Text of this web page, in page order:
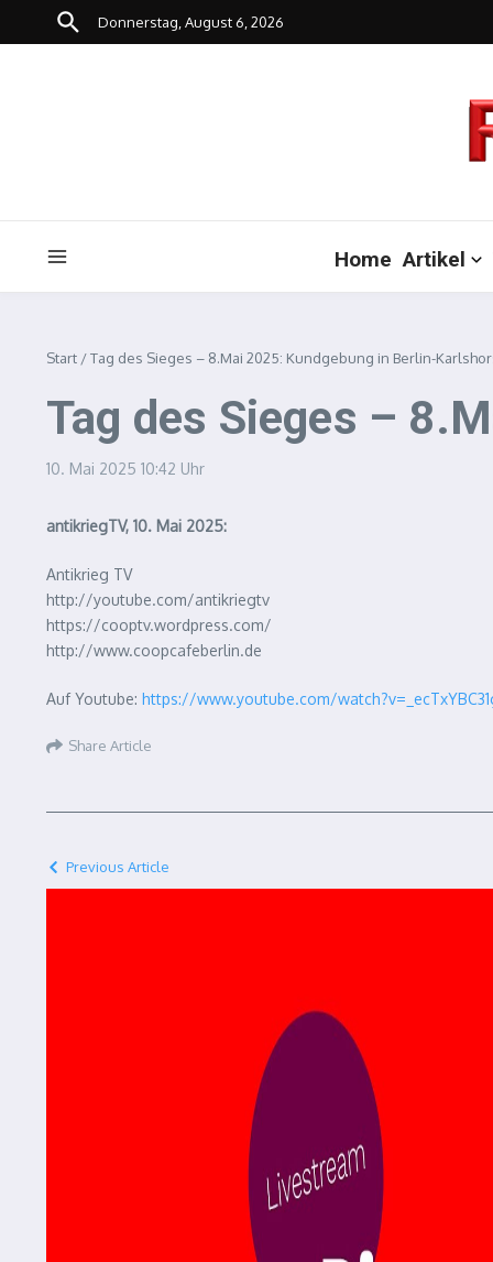
Zum Inhalt springen
Donnerstag, August 6, 2026
Home Artikel
Start /Tag des Sieges – 8.Mai 2025: Kundgebung in Berlin-
Tag des Sieges –
10. Mai 2025 10:42 Uhr
antikriegTV, 10. Mai 2025:
Antikrieg TV
http://youtube.com/antikriegtv
https://cooptv.wordpress.com/
http://www.coopcafeberlin.de
Auf Youtube: https://www.youtube.com/
Share Article
Previous Article